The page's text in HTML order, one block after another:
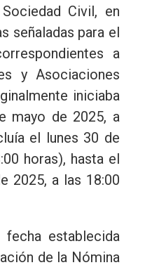
Civil, en
señaladas para el
a
y Asociaciones
iniciaba
mayo de 2025, a
el lunes 30 de
horas), hasta el
2025, a las 18:00
establecida
de la Nómina